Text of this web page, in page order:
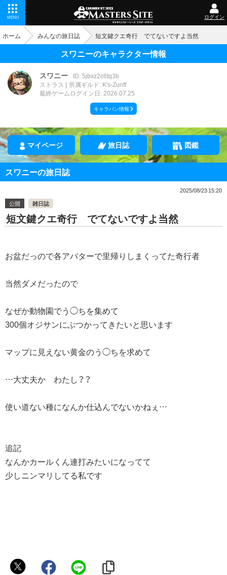
MENU ログイン
ホーム みんなの旅日誌 短文鍵クエ奇行 でてないですよ当然
スワニーのキャラクター情報
スワニー
ID: 5jbxz2c6tq3b
ストラス
所属ギルド: K's-Zunft
最終ゲームログイン日: 2026.07.25
キャラバン情報
マイページ 旅日誌 図鑑
スワニーの旅日誌
2025/08/23 15:20
公開
雑日誌
短文鍵クエ奇行 でてないですよ当然
お盆だっので各アバターで里帰りしまくってた奇行者
当然ダメだったので
なぜか動物園でう◯ちを集めて
300個オジサンにぶつかってきたいと思います
マップに見えない黄金のう◯ちを求めて
…大丈夫か わたし？？
使い道ない種になんか仕込んでないかねぇ…
追記
なんかカールくん連打みたいになってて
少しニンマリしてる私です
ス